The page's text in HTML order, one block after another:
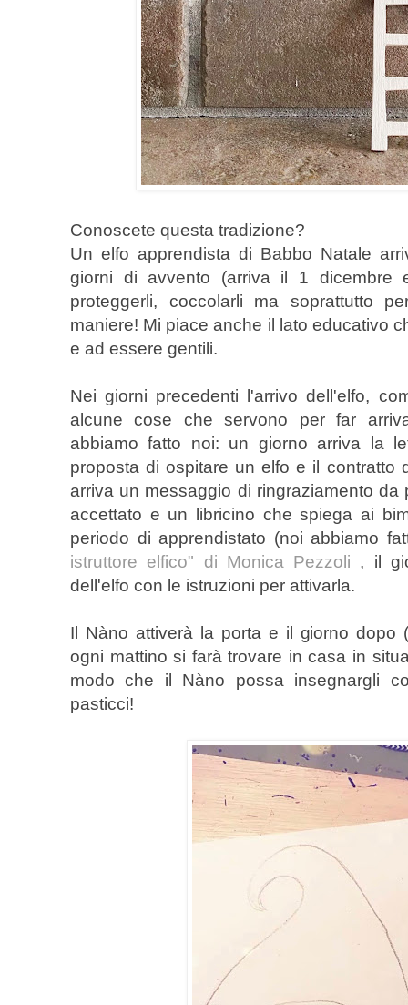
Conoscete questa tradizione?
Un elfo apprendista di Babbo Natale
giorni di avvento (arriva il 1
proteggerli, coccolarli ma soprattutto
maniere! Mi piace anche il lato educativo
e ad essere gentili.
Nei giorni precedenti l'arrivo dell'elfo,
alcune cose che servono per far
abbiamo fatto noi: un giorno arriva la
proposta di ospitare un elfo e il contratto
arriva un messaggio di ringraziamento
accettato e un libricino che spiega ai
periodo di apprendistato (noi abbiamo
istruttore elfico" di Monica Pezzoli , il
dell'elfo con le istruzioni per attivarla.
Il Nàno attiverà la porta e il giorno dopo
ogni mattino si farà trovare in casa in
modo che il Nàno possa insegnargli
pasticci!